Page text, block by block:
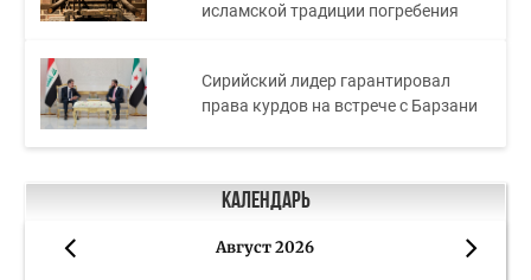
исламской традиции погребения
Сирийский лидер гарантировал
права курдов на встрече с Барзани
Календарь
Август 2026